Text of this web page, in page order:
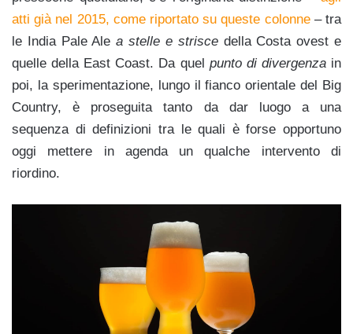
atti già nel 2015, come riportato su queste colonne– tra
le India Pale Alea stelle e striscedella Costa ovest e
quelle della East Coast. Da quel punto di divergenzain
poi, la sperimentazione, lungo il fianco orientale del Big
Country, è proseguita tanto da dar luogo a una
sequenza di definizioni tra le quali è forse opportuno
oggi mettere in agenda un qualche intervento di
riordino.